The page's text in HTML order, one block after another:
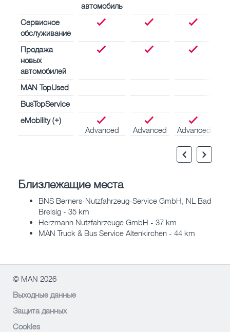
автомобиль
Сервисное
обслуживание
Продажа
новых
автомобилей
MAN TopUsed
BusTopService
eMobility (+)
Advanced
Advanced Advanced
Близлежащие места
BNS Berners-Nutzfahrzeug-Service GmbH, NL Bad
Breisig - 35 km
Herzmann Nutzfahrzeuge GmbH - 37 km
MAN Truck & Bus Service Altenkirchen - 44 km
© MAN 2026
Выходные данные
Защита данных
Cookies